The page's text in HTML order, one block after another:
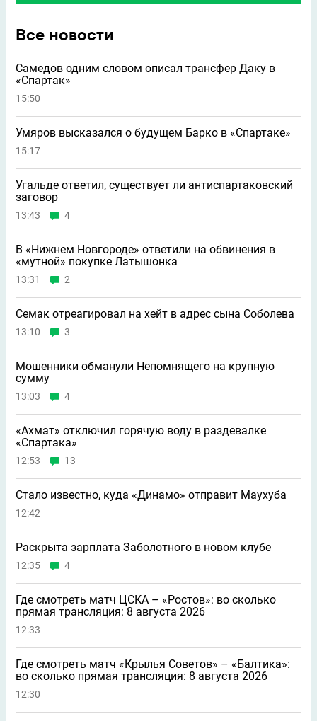
Все новости
Самедов одним словом описал трансфер Даку в
«Спартак»
15:50
Умяров высказался о будущем Барко в «Спартаке»
15:17
Угальде ответил, существует ли антиспартаковский
заговор
13:43 4
В «Нижнем Новгороде» ответили на обвинения в
«мутной» покупке Латышонка
13:31 2
Семак отреагировал на хейт в адрес сына Соболева
13:10 3
Мошенники обманули Непомнящего на крупную
сумму
13:03 4
«Ахмат» отключил горячую воду в раздевалке
«Спартака»
12:53 13
Стало известно, куда «Динамо» отправит Маухуба
12:42
Раскрыта зарплата Заболотного в новом клубе
12:35 4
Где смотреть матч ЦСКА – «Ростов»: во сколько
прямая трансляция: 8 августа 2026
12:33
Где смотреть матч «Крылья Советов» – «Балтика»:
во сколько прямая трансляция: 8 августа 2026
12:30